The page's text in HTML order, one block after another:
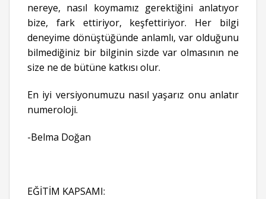
nereye, nasıl koymamız gerektiğini anlatıyor
bize, fark ettiriyor, keşfettiriyor. Her bilgi
deneyime dönüştüğünde anlamlı, var olduğunu
bilmediğiniz bir bilginin sizde var olmasının ne
size ne de bütüne katkısı olur.
En iyi versiyonumuzu nasıl yaşarız onu anlatır
numeroloji.
-Belma Doğan
EĞİTİM KAPSAMI: